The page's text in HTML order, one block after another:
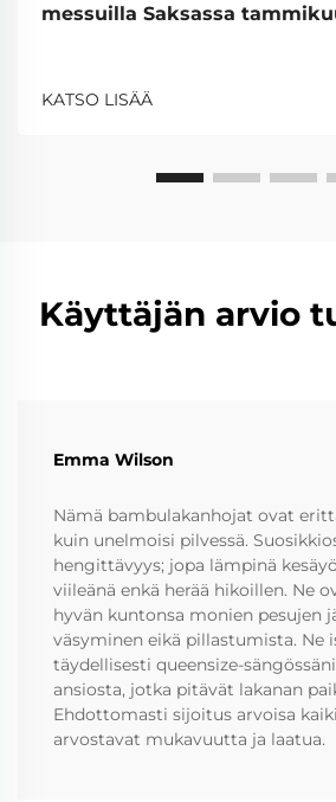
messuilla Saksassa
KATSO LISÄÄ
Käyttäjän arvio
Emma Wilson
Nämä bambulakanhojat ovat
kuin unelmoisi pilvessä.
hengittävyys; jopa lämpinä
viileänä enkä herää hikoillen. Ne
hyvän kuntonsa monien pesujen
väsyminen eikä pillastumista. Ne
täydellisesti queensize-
ansiosta, jotka pitävät lakanan
Ehdottomasti sijoitus arvoisa
arvostavat mukavuutta ja laatua.